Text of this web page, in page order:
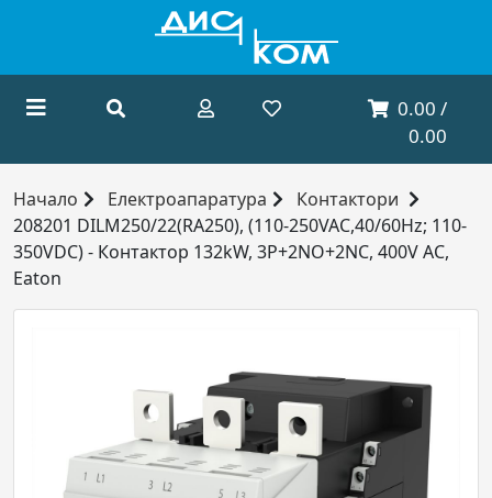
0.00 /
0.00
Начало Електроапаратура
Контактори
208201 DILM250/22(RA250), (110-250VAC,40/60Hz; 110-
350VDC) - Контактор 132kW, 3P+2NO+2NC, 400V AC,
Eaton